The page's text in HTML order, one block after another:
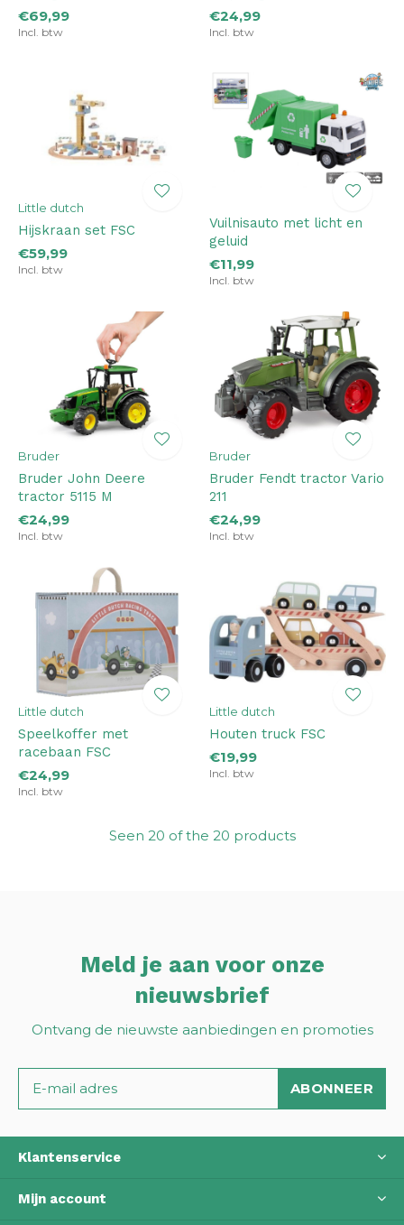
€69,99
Incl. btw
€24,99
Incl. btw
Little dutch
Hijskraan set FSC
€59,99
Incl. btw
Vuilnisauto met licht en
geluid
€11,99
Incl. btw
Bruder
Bruder John Deere
tractor 5115 M
€24,99
Incl. btw
Bruder
Bruder Fendt tractor Vario
211
€24,99
Incl. btw
Little dutch
Speelkoffer met
racebaan FSC
€24,99
Incl. btw
Little dutch
Houten truck FSC
€19,99
Incl. btw
Seen 20 of the 20 products
Meld je aan voor onze
nieuwsbrief
Ontvang de nieuwste aanbiedingen en promoties
ABONNEER
Klantenservice
Mijn account